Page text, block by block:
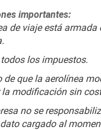
importantes:
de viaje está
los impuestos.
de que la aerolínea
la modificación sin
no se
cargado al